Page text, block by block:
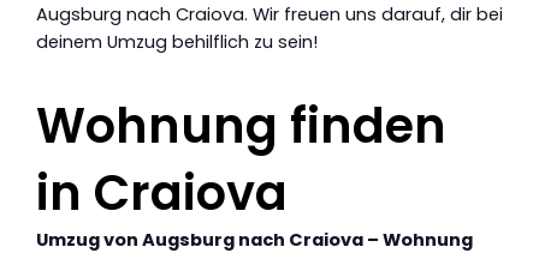
Augsburg nach Craiova. Wir freuen uns darauf, dir bei
deinem Umzug behilflich zu sein!
Wohnung finden
in Craiova
Umzug von Augsburg nach Craiova – Wohnung